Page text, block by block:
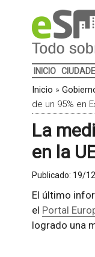
INICIO
Inicio »
de un 95% en
La
en la
Publicado: 19/
El último
el Portal
logrado una